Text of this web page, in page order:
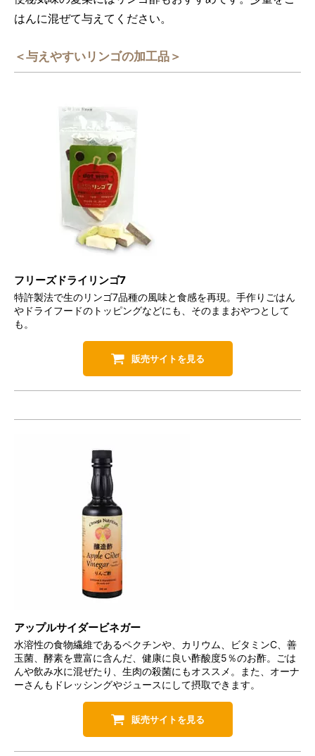
はんに混ぜて与えてください。
＜与えやすいリンゴの加工品＞
フリーズドライリンゴ7
特許製法で生のリンゴ7品種の風味と食感を再現。手作りごはん
やドライフードのトッピングなどにも、そのままおやつとして
も。
販売サイトを見る
アップルサイダービネガー
水溶性の食物繊維であるペクチンや、カリウム、ビタミンC、善
玉菌、酵素を豊富に含んだ、健康に良い酢酸度5％のお酢。ごは
んや飲み水に混ぜたり、生肉の殺菌にもオススメ。また、オーナ
ーさんもドレッシングやジュースにして摂取できます。
販売サイトを見る